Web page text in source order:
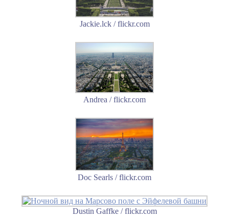
Jackie.lck / flickr.com
Andrea / flickr.com
Doc Searls / flickr.com
Dustin Gaffke / flickr.com